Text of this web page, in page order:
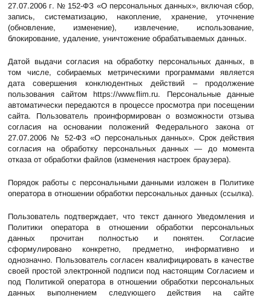
27.07.2006 г. № 152-ФЗ «О персональных данных», включая сбор,
запись, систематизацию, накопление, хранение, уточнение
(обновление, изменение), извлечение, использование,
блокирование, удаление, уничтожение обрабатываемых данных.
Датой выдачи согласия на обработку персональных данных, в
том числе, собираемых метрическими программами является
дата совершения конклюдентных действий – продолжение
пользования сайтом https://www.flim.ru. Персональные данные
автоматически передаются в процессе просмотра при посещении
сайта. Пользователь проинформирован о возможности отзыва
согласия на основании положений Федерального закона от
27.07.2006 № 52-ФЗ «О персональных данных». Срок действия
согласия на обработку персональных данных — до момента
отказа от обработки файлов (изменения настроек браузера).
Порядок работы с персональными данными изложен в Политике
оператора в отношении обработки персональных данных (ссылка).
Пользователь подтверждает, что текст данного Уведомления и
Политики оператора в отношении обработки персональных
данных прочитан полностью и понятен. Согласие
сформулировано конкретно, предметно, информативно и
однозначно. Пользователь согласен квалифицировать в качестве
своей простой электронной подписи под настоящим Согласием и
под Политикой оператора в отношении обработки персональных
данных выполнением следующего действия на сайте